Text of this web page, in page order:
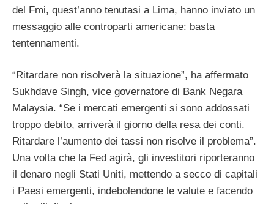
del Fmi, quest’anno tenutasi a Lima, hanno inviato un
messaggio alle controparti americane: basta
tentennamenti.
“Ritardare non risolverà la situazione”, ha affermato
Sukhdave Singh, vice governatore di Bank Negara
Malaysia. “Se i mercati emergenti si sono addossati
troppo debito, arriverà il giorno della resa dei conti.
Ritardare l’aumento dei tassi non risolve il problema”.
Una volta che la Fed agirà, gli investitori riporteranno
il denaro negli Stati Uniti, mettendo a secco di capitali
i Paesi emergenti, indebolendone le valute e facendo